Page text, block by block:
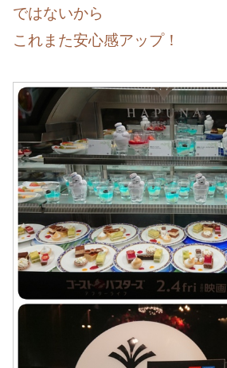
ではないから
これまた安心感アップ！